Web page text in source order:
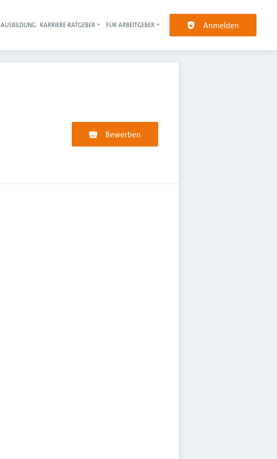
Haupt-Navigation
AUSBILDUNG KARRIERE-RATGEBER FÜR ARBEITGEBER Anmelden
Bewerben